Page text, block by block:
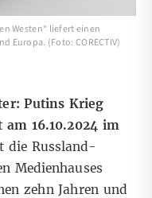
Westen“ liefert einen
Europa. (Foto: CORECTIV)
Putins Krieg
am 16.10.2024 im
die Russland-
Medienhauses
zehn Jahren und